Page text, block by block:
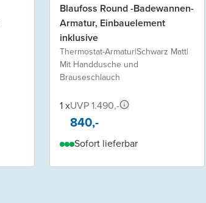
Blaufoss Round -Badewannen-
Armatur, Einbauelement
inklusive
Thermostat-Armatur|Schwarz Matt|
Mit Handdusche und
Brauseschlauch
1 xUVP 1.490,-
840,-
Sofort lieferbar